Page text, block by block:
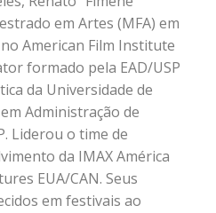
em Artes (MFA) em
American Film Institute
formado pela EAD/USP
da Universidade de
Administração de
Liderou o time de
da IMAX América
EUA/CAN. Seus
em festivais ao